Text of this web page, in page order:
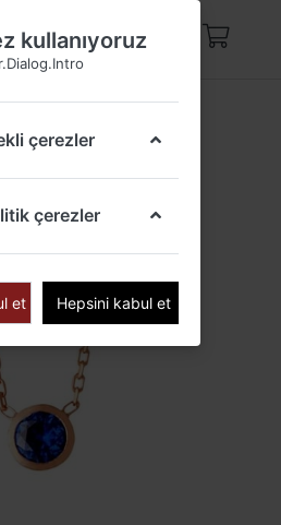
kullanıyoruz
çerezler
çerezler
et Hepsini kabul et